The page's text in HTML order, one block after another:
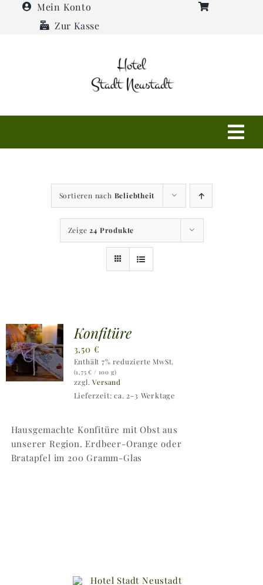
Mein Konto
Zur Kasse
Restaurant
Anfahrt + Kontakt
Sortieren nach Beliebtheit
Zeige 24 Produkte
Konfitüre
3,50 €
Enthält 7% reduzierte MwSt.
(1,75€ / 100 g)
zzgl.Versand
Lieferzeit: ca. 2-3 Werktage
Hausgemachte Konfitüre mit Obst aus
unserer Region. Erdbeer-Orange oder
Bratapfel im 200 Gramm-Glas